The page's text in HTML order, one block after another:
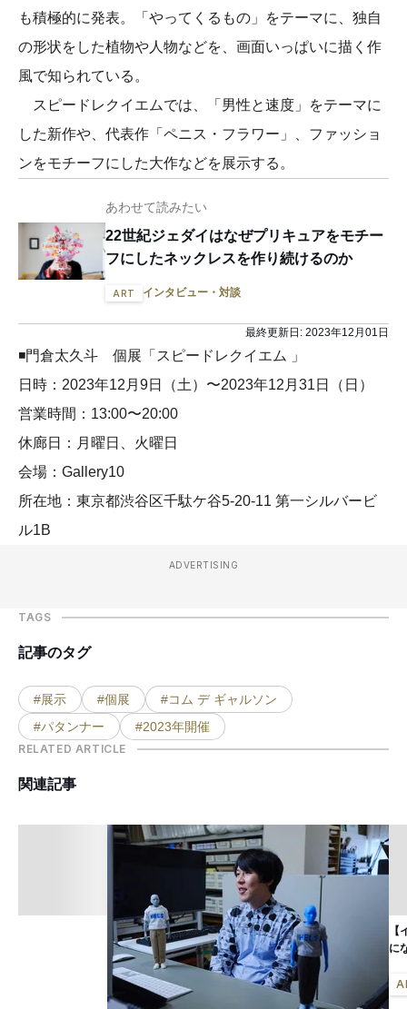
も積極的に発表。「やってくるもの」をテーマに、独自
の形状をした植物や人物などを、画面いっぱいに描く作
風で知られている。
スピードレクイエムでは、「男性と速度」をテーマに
した新作や、代表作「ペニス・フラワー」、ファッショ
ンをモチーフにした大作などを展示する。
あわせて読みたい
22世紀ジェダイはなぜプリキュアをモチー
フにしたネックレスを作り続けるのか
ART インタビュー・対談
最終更新日: 2023年12月01日
◾️門倉太久斗 個展「スピードレクイエム 」
日時：2023年12月9日（土）〜2023年12月31日（日）
営業時間：13:00〜20:00
休廊日：月曜日、火曜日
会場：Gallery10
所在地：東京都渋谷区千駄ケ谷5-20-11 第一シルバービ
ル1B
ADVERTISING
TAGS
記事のタグ
#展示 #個展
#コム デ ギャルソン
#パタンナー
#2023年開催
RELATED ARTICLE
関連記事
に